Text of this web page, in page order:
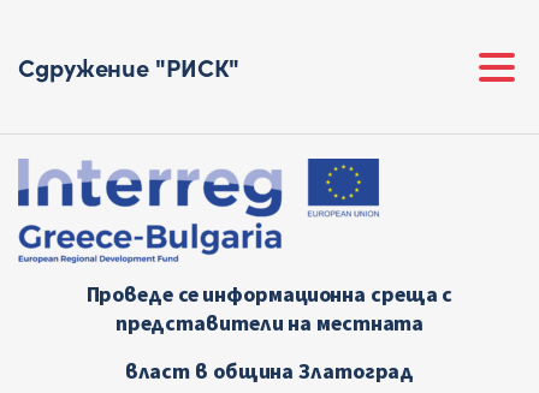
Сдружение "РИСК"
Проведе се информационна среща с
представители на местната
власт в община Златоград